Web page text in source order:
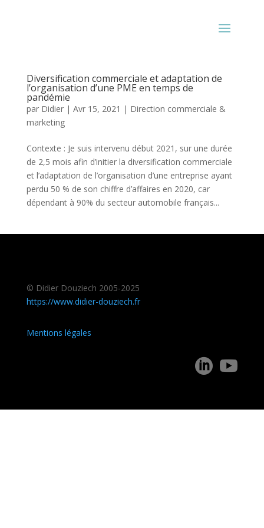
Diversification commerciale et adaptation de
l’organisation d’une PME en temps de
pandémie
par Didier| Avr 15, 2021 | Direction commerciale &
marketing
Contexte : Je suis intervenu début 2021, sur une durée
de 2,5 mois afin d’initier la diversification commerciale
et l’adaptation de l’organisation d’une entreprise ayant
perdu 50 % de son chiffre d’affaires en 2020, car
dépendant à 90% du secteur automobile français...
© Didier Douziech 2005-2025
https://www.didier-douziech.fr
Mentions légales
 